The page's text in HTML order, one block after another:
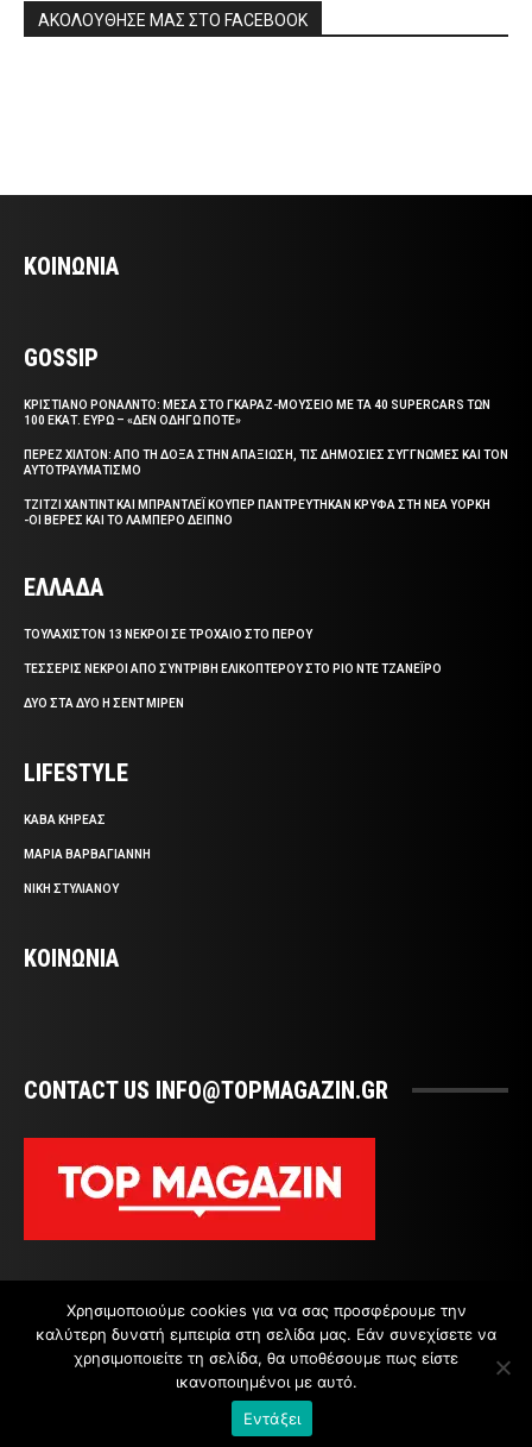
ΑΚΟΛΟΥΘΗΣΕ ΜΑΣ ΣΤΟ FACEBOOK
ΚΟΙΝΩΝΙΑ
GOSSIP
ΚΡΙΣΤΙΑΝΟ ΡΟΝΑΛΝΤΟ: ΜΕΣΑ ΣΤΟ ΓΚΑΡΑΖ-ΜΟΥΣΕΙΟ ΜΕ ΤΑ 40 SUPERCARS ΤΩΝ
100 ΕΚΑΤ. ΕΥΡΩ – «ΔΕΝ ΟΔΗΓΩ ΠΟΤΕ»
ΠΕΡΕΖ ΧΙΛΤΟΝ: ΑΠΟ ΤΗ ΔΟΞΑ ΣΤΗΝ ΑΠΑΞΙΩΣΗ, ΤΙΣ ΔΗΜΟΣΙΕΣ ΣΥΓΓΝΩΜΕΣ ΚΑΙ ΤΟΝ
ΑΥΤΟΤΡΑΥΜΑΤΙΣΜΟ
ΤΖΙΤΖΙ ΧΑΝΤΙΝΤ ΚΑΙ ΜΠΡΑΝΤΛΕΪ ΚΟΥΠΕΡ ΠΑΝΤΡΕΥΤΗΚΑΝ ΚΡΥΦΑ ΣΤΗ ΝΕΑ ΥΟΡΚΗ
-ΟΙ ΒΕΡΕΣ ΚΑΙ ΤΟ ΛΑΜΠΕΡΟ ΔΕΙΠΝΟ
ΕΛΛΑΔΑ
ΤΟΥΛΑΧΙΣΤΟΝ 13 ΝΕΚΡΟΙ ΣΕ ΤΡΟΧΑΙΟ ΣΤΟ ΠΕΡΟΥ
ΤΕΣΣΕΡΙΣ ΝΕΚΡΟΙ ΑΠΟ ΣΥΝΤΡΙΒΗ ΕΛΙΚΟΠΤΕΡΟΥ ΣΤΟ ΡΙΟ ΝΤΕ ΤΖΑΝΕΪΡΟ
ΔΥΟ ΣΤΑ ΔΥΟ Η ΣΕΝΤ ΜΙΡΕΝ
LIFESTYLE
ΚΑΒΑ ΚΗΡΕΑΣ
ΜΑΡΙΑ ΒΑΡΒΑΓΙΑΝΝΗ
ΝΙΚΗ ΣΤΥΛΙΑΝΟΥ
ΚΟΙΝΩΝΙΑ
CONTACT US INFO@TOPMAGAZIN.GR
Χρησιμοποιούμε cookies για να σας προσφέρουμε την
καλύτερη δυνατή εμπειρία στη σελίδα μας. Εάν συνεχίσετε να
χρησιμοποιείτε τη σελίδα, θα υποθέσουμε πως είστε
ικανοποιημένοι με αυτό.
Εντάξει